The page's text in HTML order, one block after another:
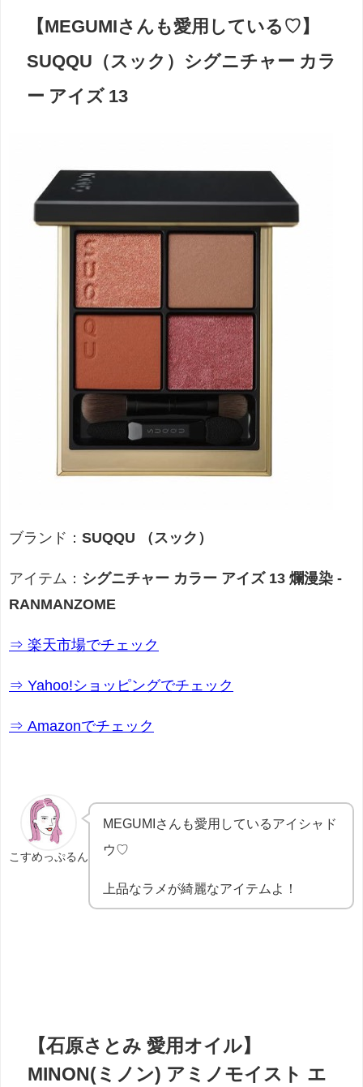
【MEGUMIさんも愛用している♡】
SUQQU（スック）シグニチャー カラ
ー アイズ 13
ブランド： SUQQU （スック）
アイテム： シグニチャー カラー アイズ 13 爛漫染 -
RANMANZOME
⇒ 楽天市場でチェック
⇒ Yahoo!ショッピングでチェック
⇒ Amazonでチェック
こすめっぷるん
MEGUMIさんも愛用しているアイシャド
ウ♡
上品なラメが綺麗なアイテムよ！
【石原さとみ 愛用オイル】
MINON(ミノン) アミノモイスト エ